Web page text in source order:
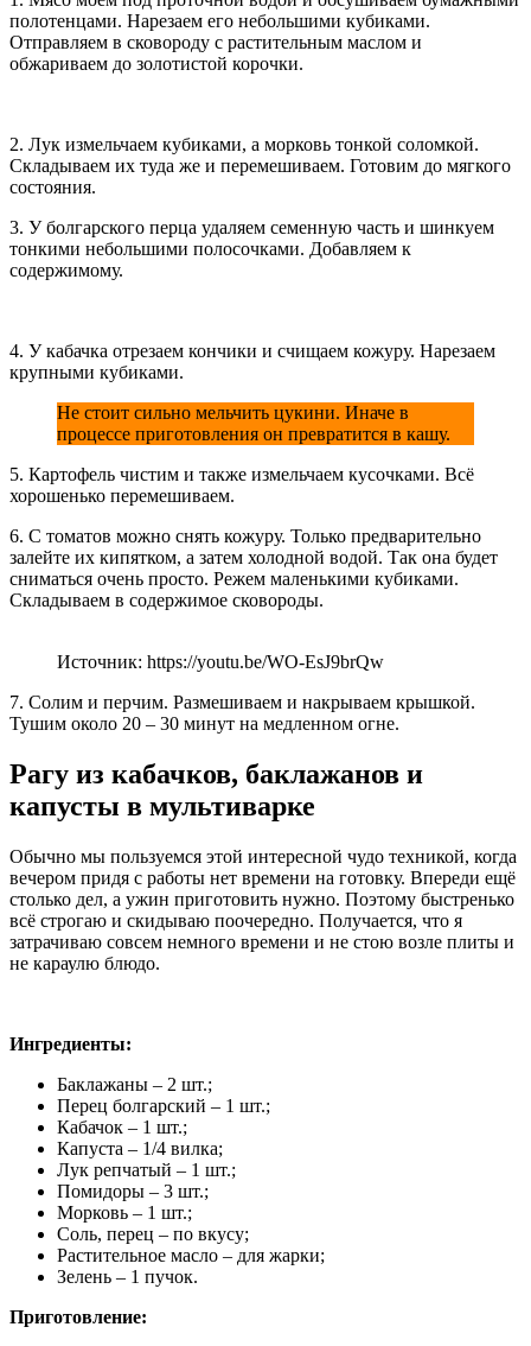
полотенцами. Нарезаем его небольшими кубиками.
Отправляем в сковороду с растительным маслом и
обжариваем до золотистой корочки.
2. Лук измельчаем кубиками, а морковь тонкой соломкой.
Складываем их туда же и перемешиваем. Готовим до мягкого
состояния.
3. У болгарского перца удаляем семенную часть и шинкуем
тонкими небольшими полосочками. Добавляем к
содержимому.
4. У кабачка отрезаем кончики и счищаем кожуру. Нарезаем
крупными кубиками.
Не стоит сильно мельчить цукини. Иначе в
процессе приготовления он превратится в кашу.
5. Картофель чистим и также измельчаем кусочками. Всё
хорошенько перемешиваем.
6. С томатов можно снять кожуру. Только предварительно
залейте их кипятком, а затем холодной водой. Так она будет
сниматься очень просто. Режем маленькими кубиками.
Складываем в содержимое сковороды.
Источник: https://youtu.be/WO-EsJ9brQw
7. Солим и перчим. Размешиваем и накрываем крышкой.
Тушим около 20 – 30 минут на медленном огне.
Рагу из кабачков, баклажанов и
капусты в мультиварке
Обычно мы пользуемся этой интересной чудо техникой, когда
вечером придя с работы нет времени на готовку. Впереди ещё
столько дел, а ужин приготовить нужно. Поэтому быстренько
всё строгаю и скидываю поочередно. Получается, что я
затрачиваю совсем немного времени и не стою возле плиты и
не караулю блюдо.
Ингредиенты:
Баклажаны – 2 шт.;
Перец болгарский – 1 шт.;
Кабачок – 1 шт.;
Капуста – 1/4 вилка;
Лук репчатый – 1 шт.;
Помидоры – 3 шт.;
Морковь – 1 шт.;
Соль, перец – по вкусу;
Растительное масло – для жарки;
Зелень – 1 пучок.
Приготовление: